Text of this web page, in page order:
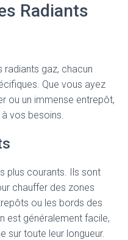
Radiants
radiants gaz, chacun
Que vous ayez
ou un immense entrepôt,
vos besoins.
plus courants. Ils sont
chauffer des zones
ou les bords des
est généralement facile,
sur toute leur longueur.